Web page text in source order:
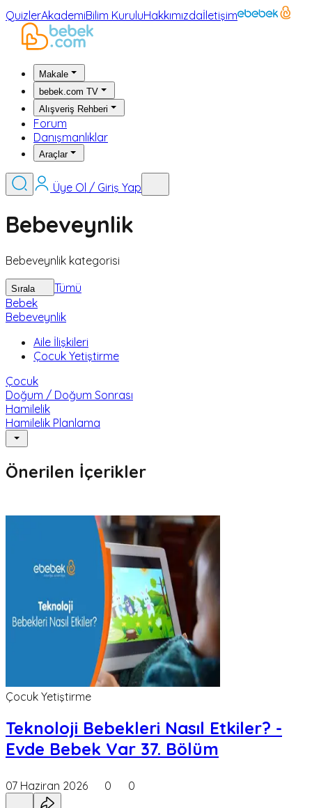
QuizlerAkademiBilim KuruluHakkımızdaİletişim
Makale
bebek.com TV
Alışveriş Rehberi
Forum
Danışmanlıklar
Araçlar
Üye Ol / Giriş Yap
Bebeveynlik
Bebeveynlik kategorisi
Sırala
Tümü
Bebek
Bebeveynlik
Aile İlişkileri
Çocuk Yetiştirme
Çocuk
Doğum / Doğum Sonrası
Hamilelik
Hamilelik Planlama
Önerilen İçerikler
Çocuk Yetiştirme
Teknoloji Bebekleri Nasıl Etkiler? -
Evde Bebek Var 37. Bölüm
07 Haziran 2026 0 0